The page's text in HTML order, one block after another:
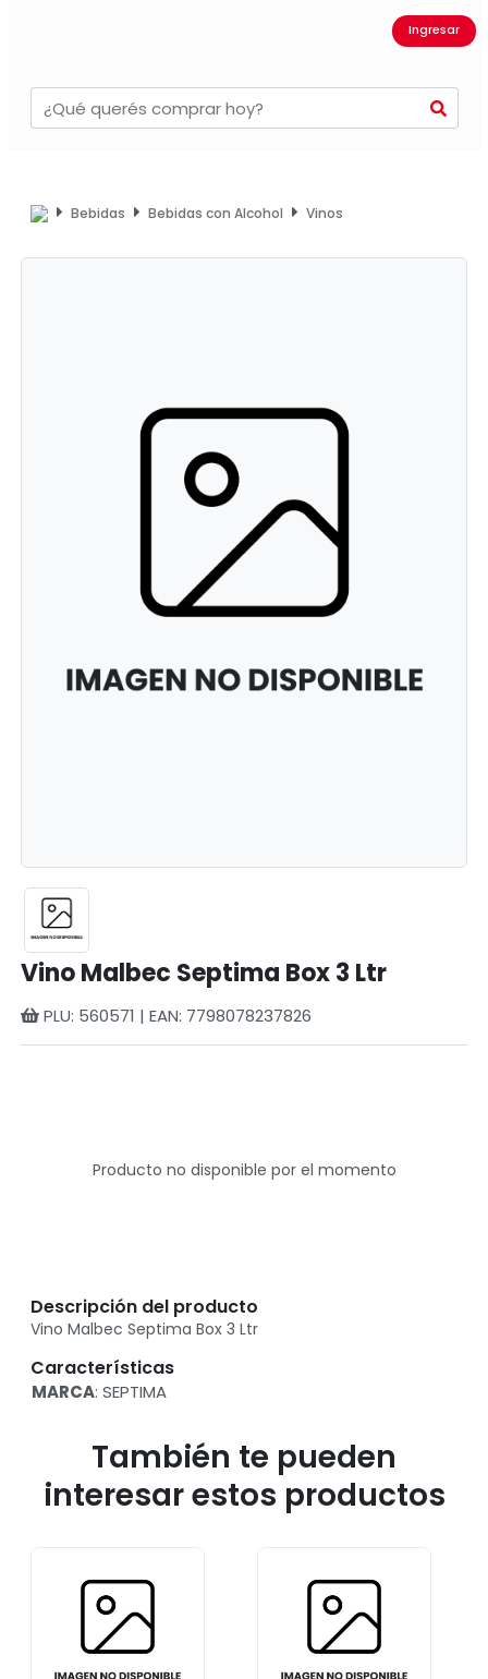
Ingresar
Bebidas Bebidas con Alcohol Vinos
Vino Malbec Septima Box 3 Ltr
PLU: 560571 | EAN: 7798078237826
Producto no disponible por el momento
Descripción del producto
Vino Malbec Septima Box 3 Ltr
Características
MARCA: SEPTIMA
También te pueden
interesar estos productos